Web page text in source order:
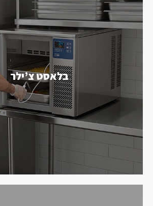
בלאסט צ’ילר